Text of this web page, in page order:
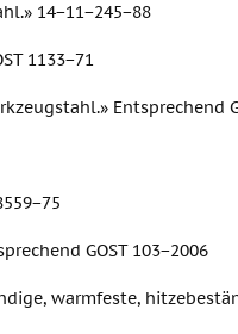
14−11−245−88
1133−71
Entsprechend
GOST 103−2006
warmfeste,